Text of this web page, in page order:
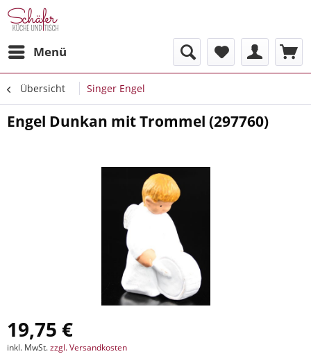
Menü
Übersicht Singer Engel
Engel Dunkan mit Trommel (297760)
19,75 €
inkl. MwSt.zzgl. Versandkosten